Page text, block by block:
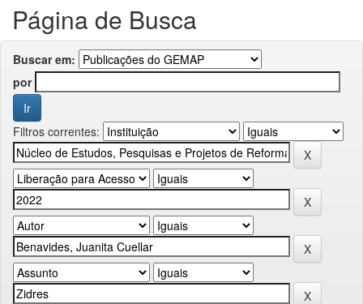
Página de Busca
Buscar em:
por
Filtros correntes: